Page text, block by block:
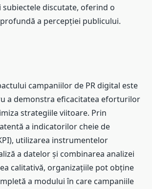
subiectele discutate, oferind o
a percepției publicului.
campaniilor de PR digital este
a demonstra eficacitatea eforturilor
strategiile viitoare. Prin
a indicatorilor cheie de
utilizarea instrumentelor
a datelor și combinarea analizei
calitativă, organizațiile pot obține
a modului în care campaniile